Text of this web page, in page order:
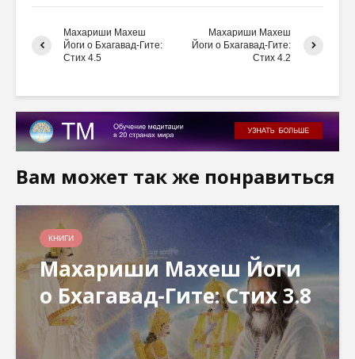
Махариши Махеш
Йоги о Бхагавад-Гите:
Стих 4.5
Махариши Махеш
Йоги о Бхагавад-Гите:
Стих 4.2
Вам может так же понравиться
КНИГИ
Махариши Махеш Йоги
о Бхагавад-Гите: Стих 3.8